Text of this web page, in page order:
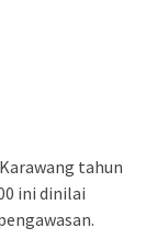
tahun
ini dinilai